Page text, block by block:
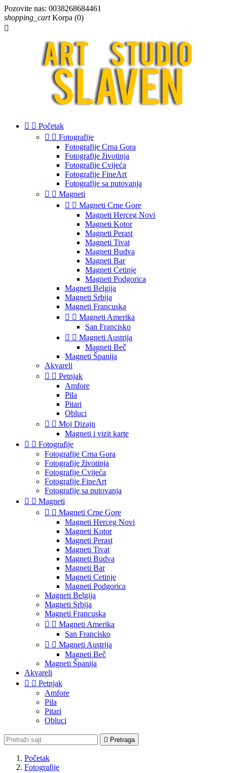
Pozovite nas: 0038268684461
shopping_cart Korpa (0)

  Početak
  Fotografije
Fotografije Crna Gora
Fotografije životinja
Fotografije Cvijeća
Fotografije FineArt
Fotografije sa putovanja
  Magneti
  Magneti Crne Gore
Magneti Herceg Novi
Magneti Kotor
Magneti Perast
Magneti Tivat
Magneti Budva
Magneti Bar
Magneti Cetinje
Magneti Podgorica
Magneti Belgija
Magneti Srbija
Magneti Francuska
  Magneti Amerika
San Francisko
  Magneti Austrija
Magneti Beč
Magneti Španija
Akvareli
  Petnjak
Amfore
Pila
Pitari
Obluci
  Moj Dizajn
Magneti i vizit karte
  Fotografije
Fotografije Crna Gora
Fotografije životinja
Fotografije Cvijeća
Fotografije FineArt
Fotografije sa putovanja
  Magneti
  Magneti Crne Gore
Magneti Herceg Novi
Magneti Kotor
Magneti Perast
Magneti Tivat
Magneti Budva
Magneti Bar
Magneti Cetinje
Magneti Podgorica
Magneti Belgija
Magneti Srbija
Magneti Francuska
  Magneti Amerika
San Francisko
  Magneti Austrija
Magneti Beč
Magneti Španija
Akvareli
  Petnjak
Amfore
Pila
Pitari
Obluci
 Pretraga
Početak
Fotografije